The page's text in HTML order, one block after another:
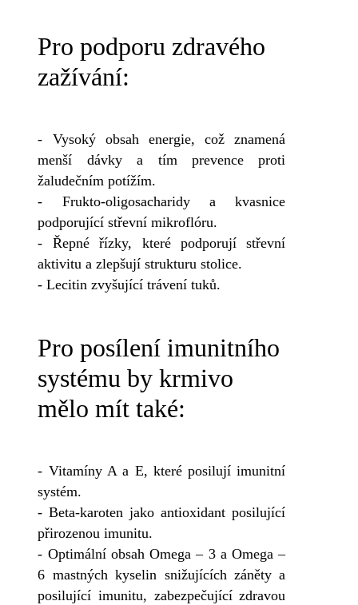
Pro podporu zdravého
zažívání:
- Vysoký obsah energie, což znamená
menší dávky a tím prevence proti
žaludečním potížím.
- Frukto-oligosacharidy a kvasnice
podporující střevní mikroflóru.
- Řepné řízky, které podporují střevní
aktivitu a zlepšují strukturu stolice.
- Lecitin zvyšující trávení tuků.
Pro posílení imunitního
systému by krmivo
mělo mít také:
- Vitamíny A a E, které posilují imunitní
systém.
- Beta-karoten jako antioxidant posilující
přirozenou imunitu.
- Optimální obsah Omega – 3 a Omega –
6 mastných kyselin snižujících záněty a
posilující imunitu, zabezpečující zdravou